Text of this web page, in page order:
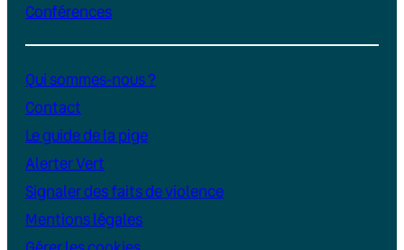
Conférences
Qui sommes-nous ?
Contact
Le guide de la pige
Alerter Vert
Signaler des faits de violence
Mentions légales